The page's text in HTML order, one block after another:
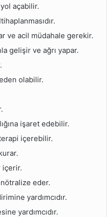
açabilir.
ve acil müdahale gerekir.
gelişir ve ağrı yapar.
olabilir.
işaret edebilir.
içerebilir.
içerir.
eder.
yardımcıdır.
yardımcıdır.